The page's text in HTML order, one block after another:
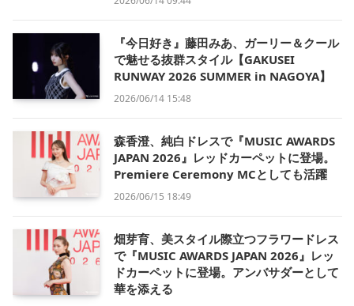
『今日好き』藤田みあ、ガーリー＆クール
で魅せる抜群スタイル【GAKUSEI
RUNWAY 2026 SUMMER in NAGOYA】
2026/06/14 15:48
森香澄、純白ドレスで『MUSIC AWARDS
JAPAN 2026』レッドカーペットに登場。
Premiere Ceremony MCとしても活躍
2026/06/15 18:49
畑芽育、美スタイル際立つフラワードレス
で『MUSIC AWARDS JAPAN 2026』レッ
ドカーペットに登場。アンバサダーとして
華を添える